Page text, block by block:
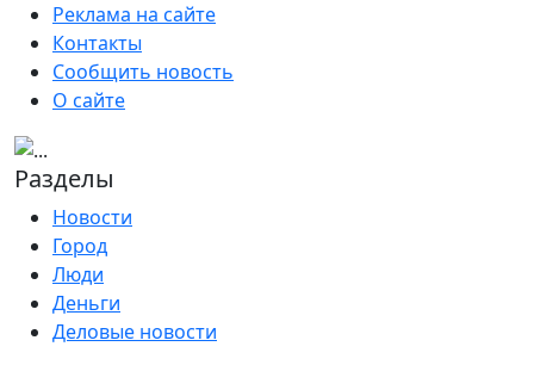
Реклама на сайте
Контакты
Сообщить новость
О сайте
Разделы
Новости
Город
Люди
Деньги
Деловые новости